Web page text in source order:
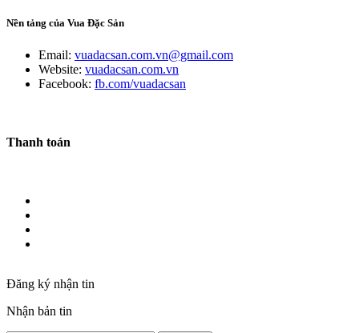
Nền tảng của Vua Đặc Sản
Email: vuadacsan.com.vn@gmail.com
Website: vuadacsan.com.vn
Facebook: fb.com/vuadacsan
Thanh toán
Đăng ký nhận tin
Nhận bản tin